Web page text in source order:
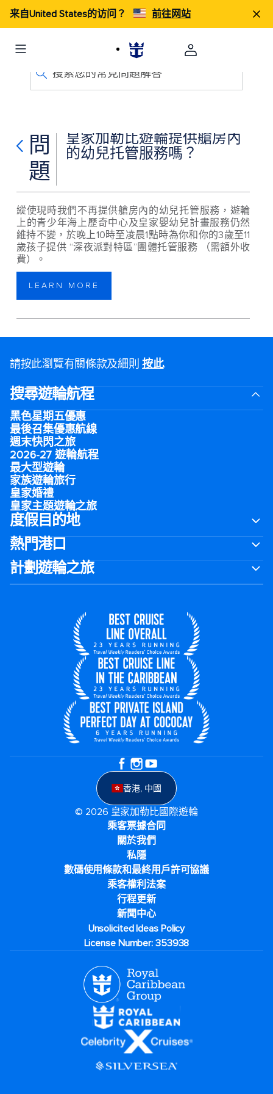
来自United States的访问？ 前往网站
搜索您的常見問題解答
問
題
皇家加勒比遊輪提供艙房內
的幼兒托管服務嗎？
縱使現時我們不再提供艙房內的幼兒托管服務，遊輪
上的青少年海上歷奇中心及皇家嬰幼兒計畫服務仍然
維持不變，於晚上10時至凌晨1點時為你和你的3歲至11
歲孩子提供 “深夜派對特區”團體托管服務 （需額外收
費）。
LEARN MORE
請按此瀏覽有關條款及細則按此.
搜尋遊輪航程
黑色星期五優惠
最後召集優惠航線
週末快閃之旅
2026-27 遊輪航程
最大型遊輪
家族遊輪旅行
皇家婚禮
皇家主題遊輪之旅
度假目的地
熱門港口
計劃遊輪之旅
香港, 中國
© 2026 皇家加勒比國際遊輪
乘客票據合同
關於我們
私隱
數碼使用條款和最終用戶許可協議
乘客權利法案
行程更新
新聞中心
Unsolicited Ideas Policy
License Number: 353938